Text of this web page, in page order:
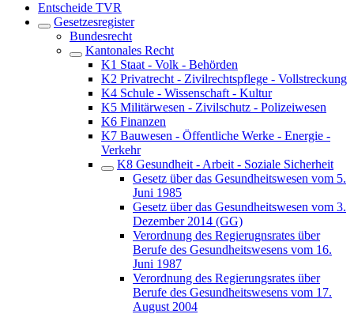
Entscheide TVR
Gesetzesregister
Bundesrecht
Kantonales Recht
K1 Staat - Volk - Behörden
K2 Privatrecht - Zivilrechtspflege - Vollstreckung
K4 Schule - Wissenschaft - Kultur
K5 Militärwesen - Zivilschutz - Polizeiwesen
K6 Finanzen
K7 Bauwesen - Öffentliche Werke - Energie -
Verkehr
K8 Gesundheit - Arbeit - Soziale Sicherheit
Gesetz über das Gesundheitswesen vom 5.
Juni 1985
Gesetz über das Gesundheitswesen vom 3.
Dezember 2014 (GG)
Verordnung des Regierugnsrates über
Berufe des Gesundheitswesens vom 16.
Juni 1987
Verordnung des Regierungsrates über
Berufe des Gesundheitswesens vom 17.
August 2004